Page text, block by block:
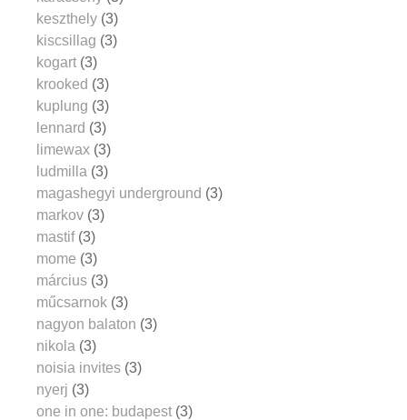
keszthely (3)
kiscsillag (3)
kogart (3)
krooked (3)
kuplung (3)
lennard (3)
limewax (3)
ludmilla (3)
magashegyi underground (3)
markov (3)
mastif (3)
mome (3)
március (3)
műcsarnok (3)
nagyon balaton (3)
nikola (3)
noisia invites (3)
nyerj (3)
one in one: budapest (3)